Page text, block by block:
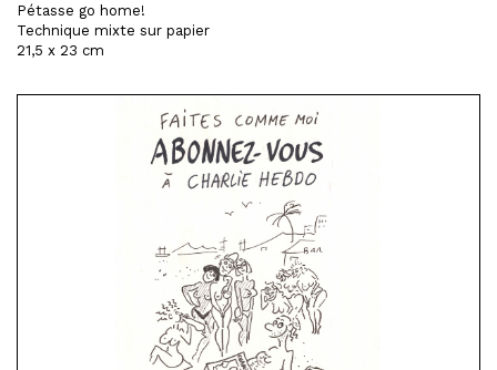
Pétasse go home!
Technique mixte sur papier
21,5 x 23 cm